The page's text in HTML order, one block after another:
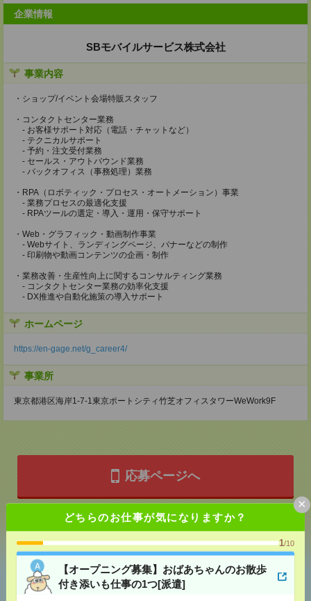
どちらのお仕事が気になりますか？
1/10
【オープニング募集】おばあちゃんのお散歩
付き添いも仕事の1つ[派遣]
×
企業情報
SBモバイルサービス株式会社
事業内容
・ショップ/イベント会場特販スタッフ
・コンタクトセンター業務
- お客様サポート対応（電話・チャットなど）
- テクニカルサポート
- 予約・注文受付業務
- セールス・アウトバウンド業務
- バックオフィス（事務処理）業務
・RPA（ロボティック・プロセス・オートメーション）事業
- 業務プロセスの最適化支援
- RPAツールの選定・導入・運用・保守サポート
・Web・グラフィック・動画制作事業
- Webサイト、ランディングページ、バナーなどの制作
- 印刷物や動画コンテンツの企画・制作
・業務改善・生産性向上に関するコンサルティング業務
- コンタクトセンター業務の効率化支援
- DX推進や自動化施策の導入サポート
ホームページ
https://en-gage.net/g_career4/
事業所
東京都港区海岸1-7-1東京ポートシティ竹芝オフィスタワーWeWork9F
応募ページへ
気になる！
あなたの閲覧履歴からの
おすすめ